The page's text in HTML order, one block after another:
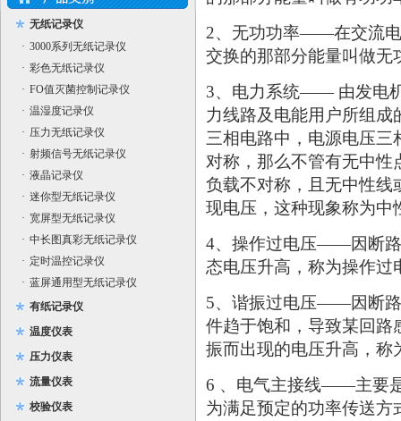
无纸记录仪
· 3000系列无纸记录仪
· 彩色无纸记录仪
· FO值灭菌控制记录仪
· 温湿度记录仪
· 压力无纸记录仪
· 射频信号无纸记录仪
· 液晶记录仪
· 迷你型无纸记录仪
· 宽屏型无纸记录仪
· 中长图真彩无纸记录仪
· 定时温控记录仪
· 蓝屏通用型无纸记录仪
有纸记录仪
温度仪表
压力仪表
流量仪表
校验仪表
2、无功功率——在交流
交换的那部分能量叫做无
3、电力系统—— 由发电
力线路及电能用户所组
三相电路中，电源电压
对称，那么不管有无中
负载不对称，且无中性线
现电压，这种现象称为中
4、操作过电压——因断路
态电压升高，称为操作过
5、谐振过电压——因断
件趋于饱和，导致某回路
振而出现的电压升高，称
6 、电气主接线——主要
为满足预定的功率传送